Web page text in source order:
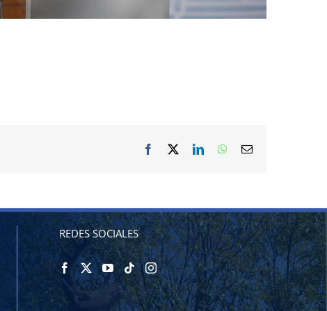
Facebook LinkedInWhatsApp
Correo
REDES SOCIALES